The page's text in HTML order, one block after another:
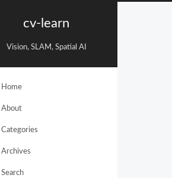
cv-learn
Vision, SLAM, Spatial AI
Home
About
Categories
Archives
Search